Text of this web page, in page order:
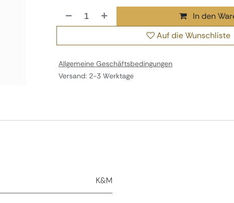
In den
Auf die Wunschliste
Allgemeine Geschäftsbedingungen
Versand: 2-3 Werktage
K&M